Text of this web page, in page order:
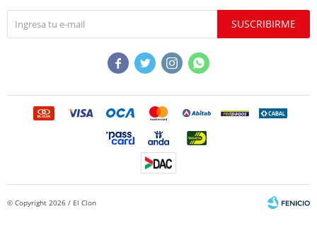
SUSCRIBIRME
   
© Copyright 2026 / El Clon